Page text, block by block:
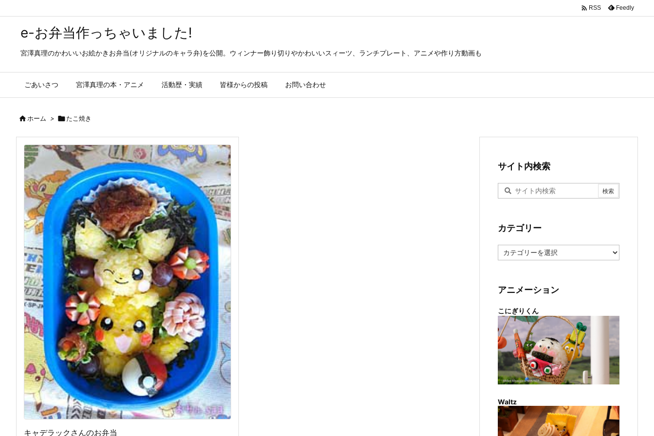
e-お弁当作っちゃいました!
宮澤真理のかわいいお絵かきお弁当(オリジナルのキャラ弁)を公開。ウィンナー飾り切りやかわいいスィーツ、ランチプレート、アニメや作り方動画も
ごあいさつ 宮澤真理の本・アニメ 活動歴・実績 皆様からの投稿 お問い合わせ
 RSS Feedly
ホーム > たこ焼き
キャデラックさんのお弁当
サイト内検索
カテゴリー
テ
ー
アニメーション
こにぎりくん
Waltz